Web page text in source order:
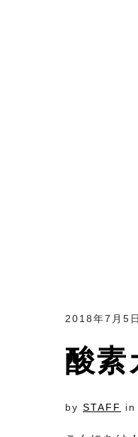
2018年7月5日
酸素
by STAFF in